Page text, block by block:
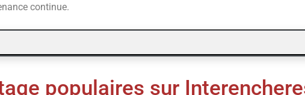
continue.
populaires sur